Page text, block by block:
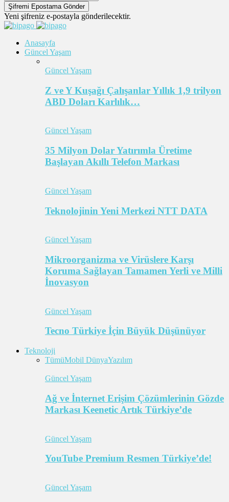
Yeni şifreniz e-postayla gönderilecektir.
Anasayfa
Güncel Yaşam
Güncel Yaşam
Z ve Y Kuşağı Çalışanlar Yıllık 1,9 trilyon
ABD Doları Karlılık…
Güncel Yaşam
35 Milyon Dolar Yatırımla Üretime
Başlayan Akıllı Telefon Markası
Güncel Yaşam
Teknolojinin Yeni Merkezi NTT DATA
Güncel Yaşam
Mikroorganizma ve Virüslere Karşı
Koruma Sağlayan Tamamen Yerli ve Milli
İnovasyon
Güncel Yaşam
Tecno Türkiye İçin Büyük Düşünüyor
Teknoloji
TümüMobil DünyaYazılım
Güncel Yaşam
Ağ ve İnternet Erişim Çözümlerinin Gözde
Markası Keenetic Artık Türkiye’de
Güncel Yaşam
YouTube Premium Resmen Türkiye’de!
Güncel Yaşam